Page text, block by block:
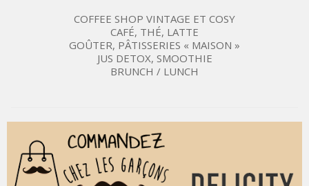
COFFEE SHOP VINTAGE ET COSY
CAFÉ, THÉ, LATTE
GOÛTER, PÂTISSERIES « MAISON »
JUS DETOX, SMOOTHIE
BRUNCH / LUNCH